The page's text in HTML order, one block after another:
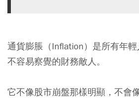
通貨膨脹（Inflation）是所有年
不容易察覺的財務敵人。
它不像股市崩盤那樣明顯，不會